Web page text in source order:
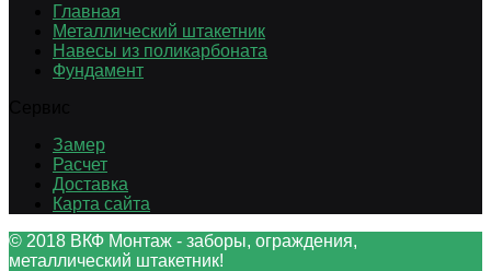
Главная
Металлический штакетник
Навесы из поликарбоната
Фундамент
Замер
Расчет
Доставка
Карта сайта
© 2018 ВКФ Монтаж - заборы, ограждения,
металлический штакетник!